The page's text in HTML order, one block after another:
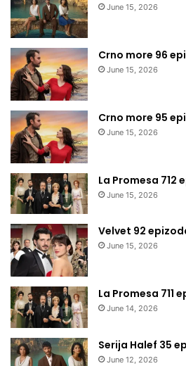
June 15, 2026
Crno more 96
June 15, 2026
Crno more 95
June 15, 2026
La Promesa 712
June 15, 2026
Velvet 92
June 15, 2026
La Promesa 711
June 14, 2026
Serija Halef 35
June 12, 2026